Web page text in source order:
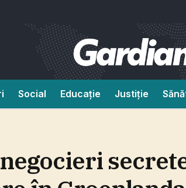
Social Educație Justiție